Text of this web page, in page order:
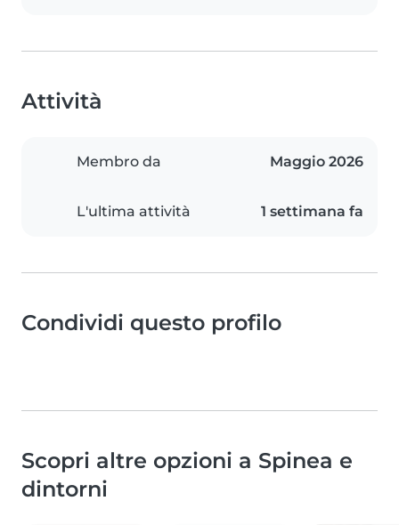
Attività
Membro da Maggio 2026
L'ultima attività 1 settimana fa
Condividi questo profilo
Scopri altre opzioni a Spinea e
dintorni